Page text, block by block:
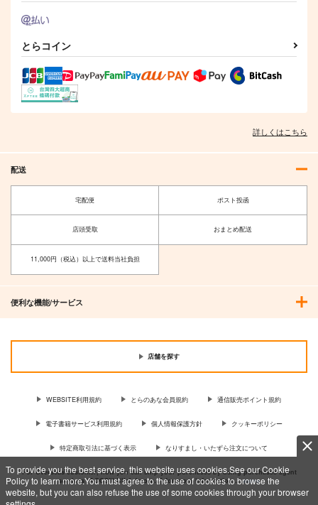
To provide you the best service, this website uses cookies.See our Cookie
Policy to learn more.You must agree to the use of cookies to browse the
website, but you can also refuse the use of some cookies through your browser
とらコイン
詳しくはこちら
配送
宅配便 ポスト投函
店頭受取 おまとめ配送
11,000円（税込）以上で送料当社負担
便利な機能/サービス
店舗を探す
WEBSITE利用規約 とらのあな会員規約 通信販売ポイント規約
電子書籍サービス利用規約 個人情報保護方針 クッキーポリシー
特定商取引法に基づく表示 なりすまし・いたずら注文について
For Overseas customer, now you can ship your purchases by using purchases agent
services “AOCS”! Click {more…} for more information …more